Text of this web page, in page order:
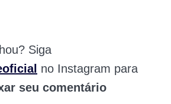
Siga
no Instagram para
seu comentário